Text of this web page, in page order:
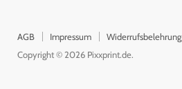
AGB Impressum Widerrufsbelehrung
Copyright © 2026 Pixxprint.de.